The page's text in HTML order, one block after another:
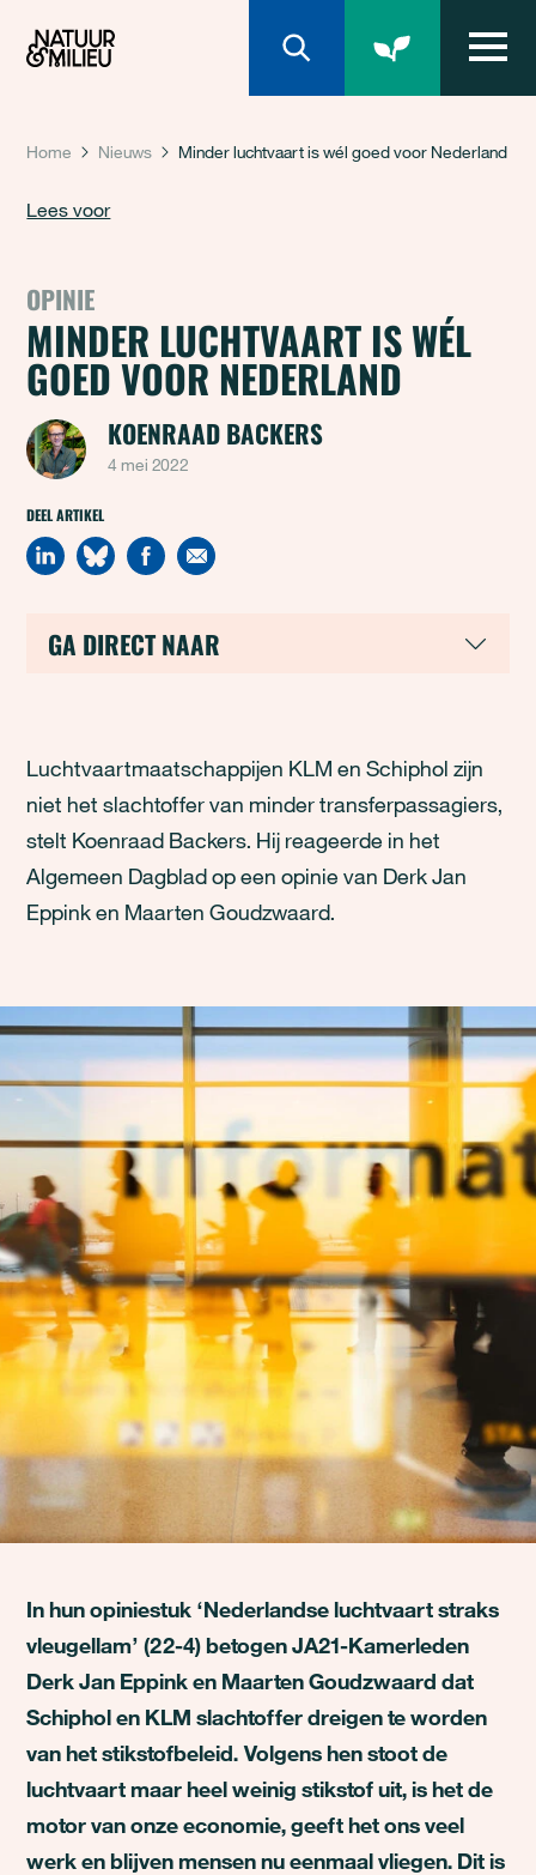
Home Nieuws Minder luchtvaart is wél goed voor Nederland
Lees voor
OPINIE
MINDER LUCHTVAART IS WÉL
GOED VOOR NEDERLAND
KOENRAAD BACKERS
4 mei 2022
DEEL ARTIKEL
GA DIRECT NAAR
Luchtvaartmaatschappijen KLM en Schiphol zijn
niet het slachtoffer van minder transferpassagiers,
stelt Koenraad Backers. Hij reageerde in het
Algemeen Dagblad op een opinie van Derk Jan
Eppink en Maarten Goudzwaard.
In hun opiniestuk ‘Nederlandse luchtvaart straks
vleugellam’ (22-4) betogen JA21-Kamerleden
Derk Jan Eppink en Maarten Goudzwaard dat
Schiphol en KLM slachtoffer dreigen te worden
van het stikstofbeleid. Volgens hen stoot de
luchtvaart maar heel weinig stikstof uit, is het de
motor van onze economie, geeft het ons veel
werk en blijven mensen nu eenmaal vliegen. Dit is